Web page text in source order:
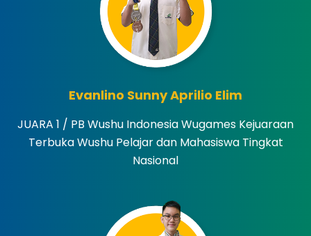
Evanlino Sunny Aprilio Elim
JUARA 1 / PB Wushu Indonesia Wugames Kejuaraan
Terbuka Wushu Pelajar dan Mahasiswa Tingkat
Nasional